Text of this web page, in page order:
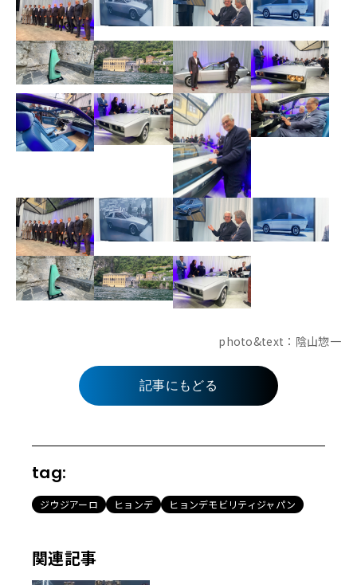
photo&text：陰山惣一
記事にもどる
tag:
ジウジアーロ ヒョンデ ヒョンデモビリティジャパン
関連記事